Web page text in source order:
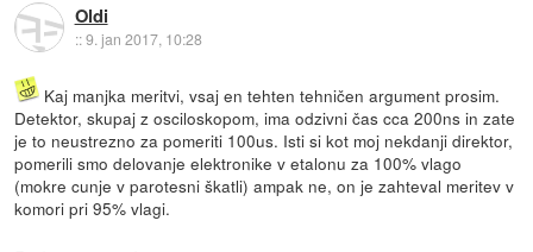
Oldi
::9. jan 2017, 10:28
Kaj manjka meritvi, vsaj en tehten tehničen argument prosim.
Detektor, skupaj z osciloskopom, ima odzivni čas cca 200ns in zate
je to neustrezno za pomeriti 100us. Isti si kot moj nekdanji direktor,
pomerili smo delovanje elektronike v etalonu za 100% vlago
(mokre cunje v parotesni škatli) ampak ne, on je zahteval meritev v
komori pri 95% vlagi.